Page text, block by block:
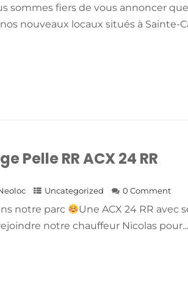
sommes fiers de vous annoncer
nouveaux locaux situés à Sainte-
Pelle RR ACX 24 RR
Uncategorized 0 Comment
notre parc
Une ACX 24 RR avec
notre chauffeur Nicolas pour...